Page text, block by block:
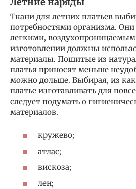
Ткани для летних платьев
потребностями организма.
легкими,
изготовлении должны
материалы. Пошитые из
платья приносят меньше
можно дольше. Выбирая, из
платье изготавливать для
следует подумать о
материалов.
кружево;
атлас;
вискоза;
лен;